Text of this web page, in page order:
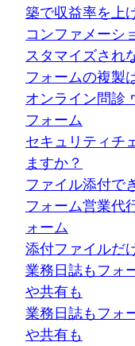
築で収益率を上
コンファメーシ
スタマイズされ
フォームの複製
オンライン問診
フォーム
セキュリティチ
ますか？
ファイル添付で
フォーム営業代
ォーム
添付ファイルだ
業務日誌もフォ
や共有も
業務日誌もフォ
や共有も